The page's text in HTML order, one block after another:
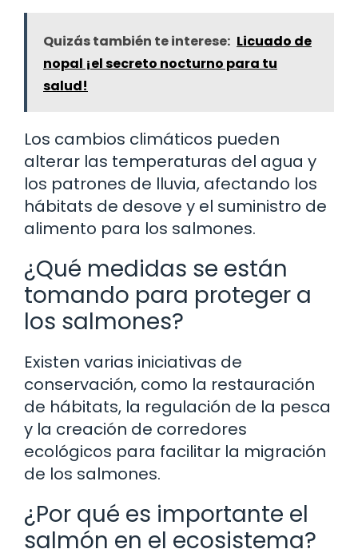
Quizás también te interese: Licuado de
nopal ¡el secreto nocturno para tu
salud!
Los cambios climáticos pueden
alterar las temperaturas del agua y
los patrones de lluvia, afectando los
hábitats de desove y el suministro de
alimento para los salmones.
¿Qué medidas se están
tomando para proteger a
los salmones?
Existen varias iniciativas de
conservación, como la restauración
de hábitats, la regulación de la pesca
y la creación de corredores
ecológicos para facilitar la migración
de los salmones.
¿Por qué es importante el
salmón en el ecosistema?